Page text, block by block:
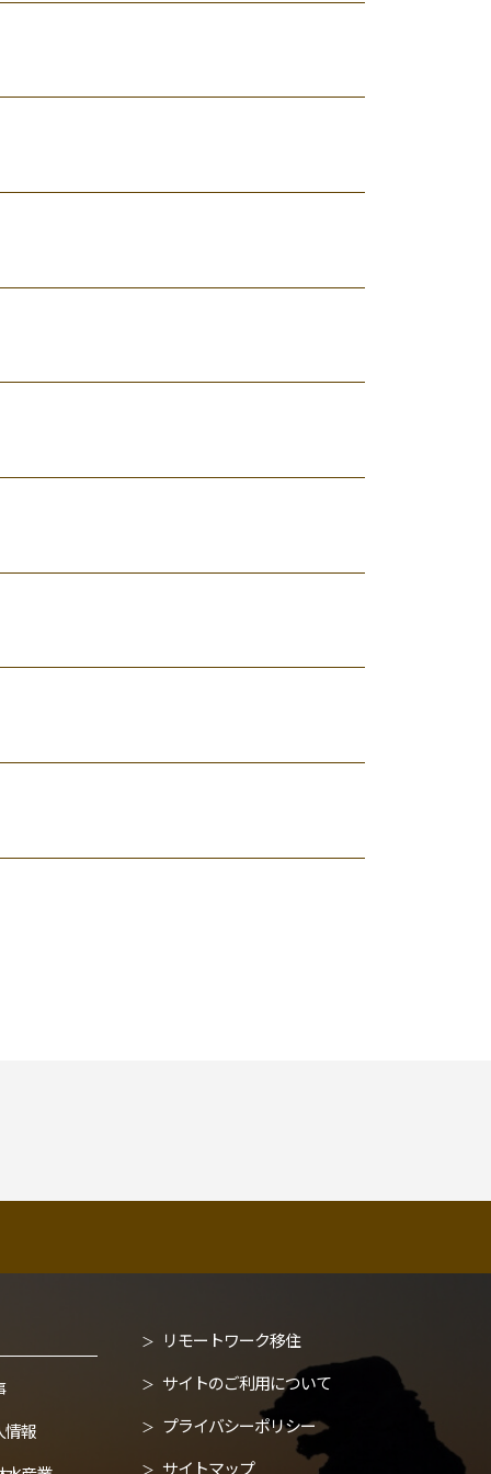
情報
リモートワーク移住
サイトのご利用について
プライバシーポリシー
サイトマップ